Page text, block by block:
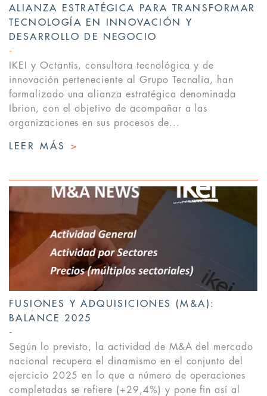
ALIANZA ESTRATÉGICA PARA TRANSFORMAR
TECNOLOGÍA EN INNOVACIÓN Y
DESARROLLO DE NEGOCIO
IKEI y Octantis, consultora tecnológica y de
innovación perteneciente al Grupo Tecnalia, han
formalizado una alianza estratégica denominada
Ibrion, con el objetivo de acompañar a las
organizaciones en sus procesos de...
LEER MÁS >
FUSIONES Y ADQUISICIONES (M&A):
BALANCE 2025
Según lo previsto, la actividad de M&A del mercado
nacional recupera el dinamismo en el conjunto del
ejercicio 2025 en lo que a número de operaciones
completadas se refiere (+29,4%) y pone fin así al